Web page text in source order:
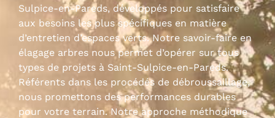
Sulpice-en-Pareds, développés pour satisfaire
aux besoins les plus spécifiques en matière
d’entretien d’espaces verts. Notre savoir-faire en
élagage arbres nous permet d’opérer sur tous
types de projets à Saint-Sulpice-en-Pareds.
Référents dans les procédés de débroussaillage,
nous promettons des performances durables
pour votre terrain. Notre approche méthodique